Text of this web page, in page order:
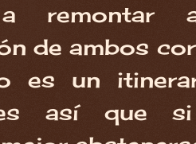
a
de ambos
es un
así que